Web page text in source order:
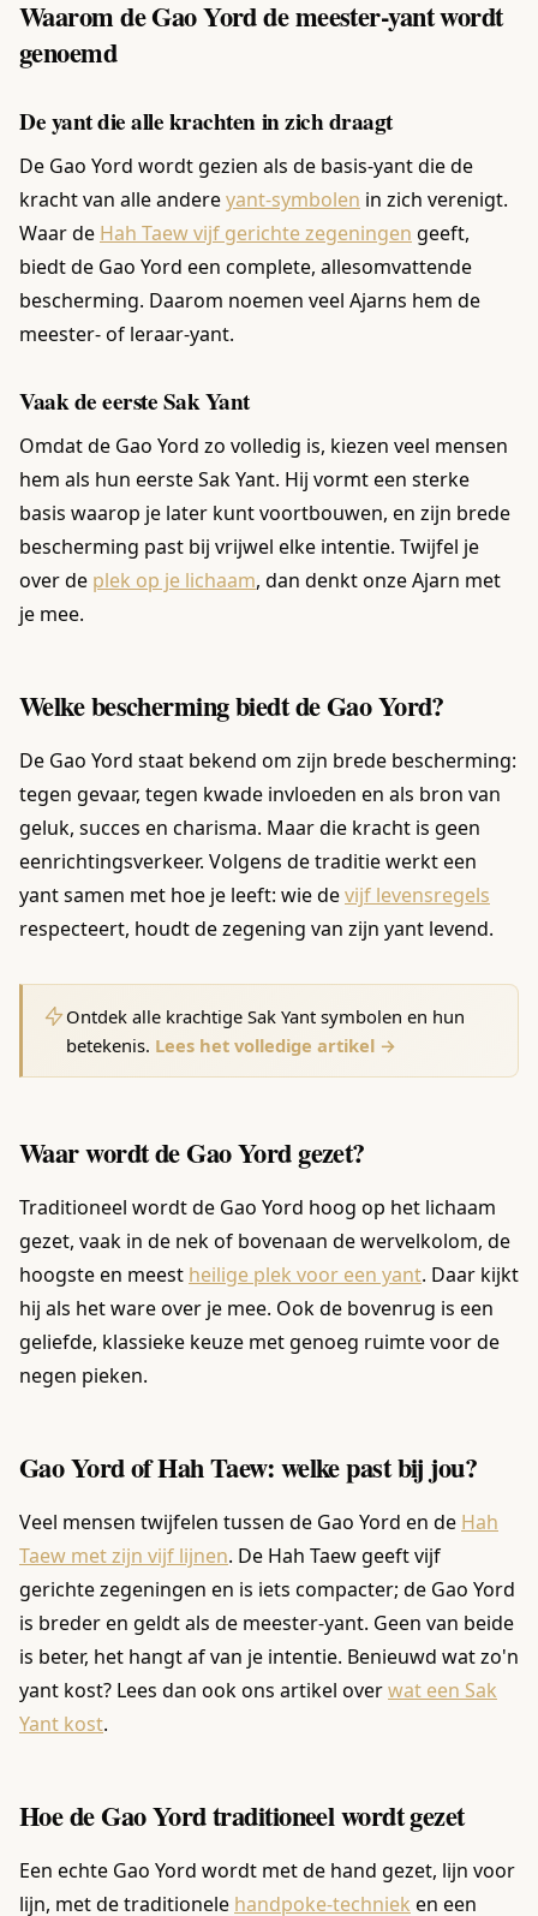
Waarom de Gao Yord de meester-yant wordt
genoemd
De yant die alle krachten in zich draagt
De Gao Yord wordt gezien als de basis-yant die de
kracht van alle andereyant-symbolen in zich verenigt.
Waar de Hah Taew vijf gerichte zegeningen geeft,
biedt de Gao Yord een complete, allesomvattende
bescherming. Daarom noemen veel Ajarns hem de
meester- of leraar-yant.
Vaak de eerste Sak Yant
Omdat de Gao Yord zo volledig is, kiezen veel mensen
hem als hun eerste Sak Yant. Hij vormt een sterke
basis waarop je later kunt voortbouwen, en zijn brede
bescherming past bij vrijwel elke intentie. Twijfel je
over de plek op je lichaam, dan denkt onze Ajarn met
je mee.
Welke bescherming biedt de Gao Yord?
De Gao Yord staat bekend om zijn brede bescherming:
tegen gevaar, tegen kwade invloeden en als bron van
geluk, succes en charisma. Maar die kracht is geen
eenrichtingsverkeer. Volgens de traditie werkt een
yant samen met hoe je leeft: wie devijf levensregels
respecteert, houdt de zegening van zijn yant levend.
Ontdek alle krachtige Sak Yant symbolen en hun
betekenis. Lees het volledige artikel →
Waar wordt de Gao Yord gezet?
Traditioneel wordt de Gao Yord hoog op het lichaam
gezet, vaak in de nek of bovenaan de wervelkolom, de
hoogste en meest heilige plek voor een yant. Daar kijkt
hij als het ware over je mee. Ook de bovenrug is een
geliefde, klassieke keuze met genoeg ruimte voor de
negen pieken.
Gao Yord of Hah Taew: welke past bij jou?
Veel mensen twijfelen tussen de Gao Yord en de Hah
Taew met zijn vijf lijnen. De Hah Taew geeft vijf
gerichte zegeningen en is iets compacter; de Gao Yord
is breder en geldt als de meester-yant. Geen van beide
is beter, het hangt af van je intentie. Benieuwd wat zo'n
yant kost? Lees dan ook ons artikel overwat een Sak
Yant kost.
Hoe de Gao Yord traditioneel wordt gezet
Een echte Gao Yord wordt met de hand gezet, lijn voor
lijn, met de traditionele handpoke-techniek en een